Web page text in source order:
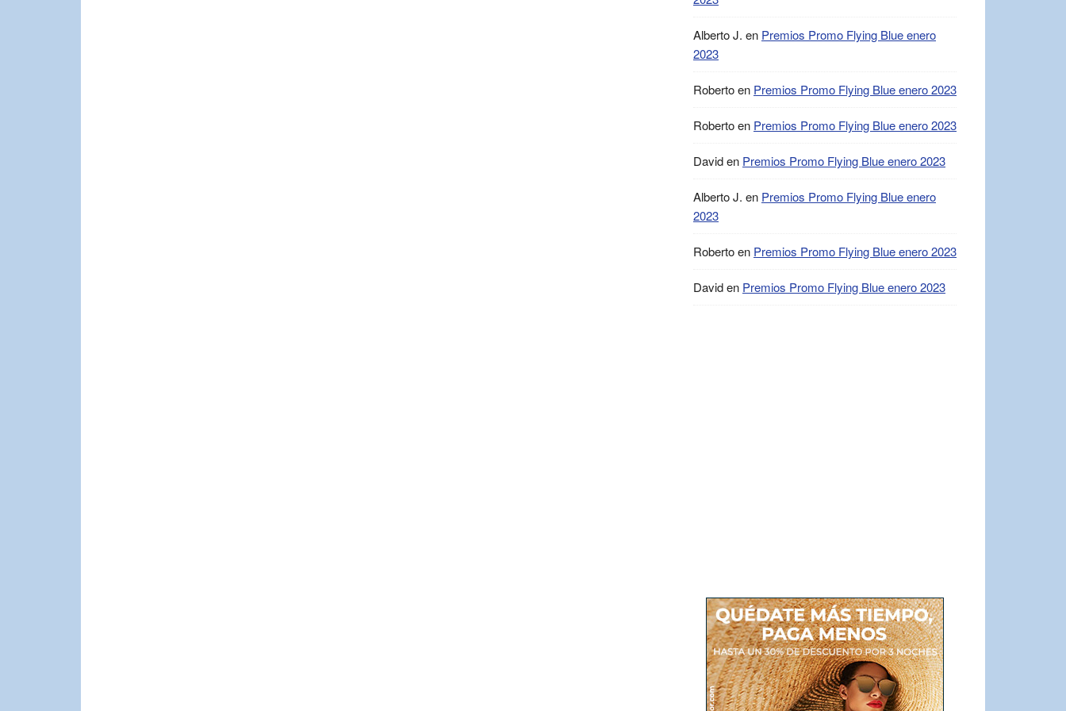
Alberto J. en Premios Promo Flying Blue enero
2023
Robertoen Premios Promo Flying Blue enero 2023
Robertoen Premios Promo Flying Blue enero 2023
Daviden Premios Promo Flying Blue enero 2023
Alberto J. en Premios Promo Flying Blue enero
2023
Robertoen Premios Promo Flying Blue enero 2023
Daviden Premios Promo Flying Blue enero 2023